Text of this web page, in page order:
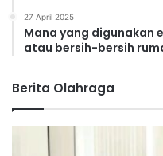
27 April 2025
Mana yang digunakan
atau bersih-bersih
Berita Olahraga